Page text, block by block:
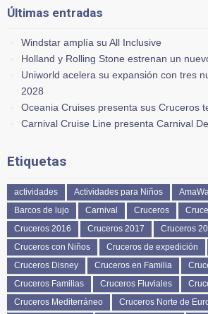
Últimas entradas
Windstar amplía su All Inclusive
Holland y Rolling Stone estrenan un
Uniworld acelera su expansión con tres
2028
Oceania Cruises presenta sus Cruceros
Carnival Cruise Line presenta Carnival
Etiquetas
actividades Actividades para Niños
Barcos de lujo
Carnival Cruceros
Cruceros 2016
Cruceros 2017 Cruceros
Cruceros con Niños
Cruceros de expedición
Cruceros Disney
Cruceros en Familia
Cruceros Familias
Cruceros Fluviales
Cruceros Mediterráneo
Cruceros Norte de